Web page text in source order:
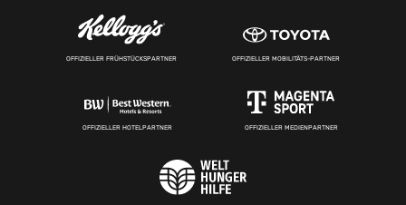
OFFIZIELLER FRÜHSTÜCKSPARTNER OFFIZIELLER MOBILITÄTS-PARTNER
OFFIZIELLER HOTELPARTNER OFFIZIELLER MEDIENPARTNER